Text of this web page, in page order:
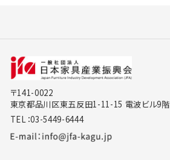
〒141-0022
東京都品川区東五反田1-11-15 電波ビル9階
TEL：03-5449-6444